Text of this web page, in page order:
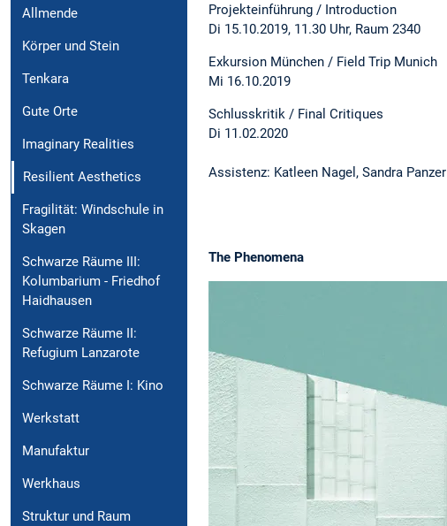
Allmende
Körper und Stein
Tenkara
Gute Orte
Imaginary Realities
Resilient Aesthetics
Fragilität: Windschule in
Skagen
Schwarze Räume III:
Kolumbarium - Friedhof
Haidhausen
Schwarze Räume II:
Refugium Lanzarote
Schwarze Räume I: Kino
Werkstatt
Manufaktur
Werkhaus
Struktur und Raum
Projekteinführung / Introduction
Di 15.10.2019, 11.30 Uhr, Raum 2340
Exkursion München / Field Trip Munich
Mi 16.10.2019
Schlusskritik / Final Critiques
Di 11.02.2020
Assistenz: Katleen Nagel, Sandra Panzer
The Phenomena